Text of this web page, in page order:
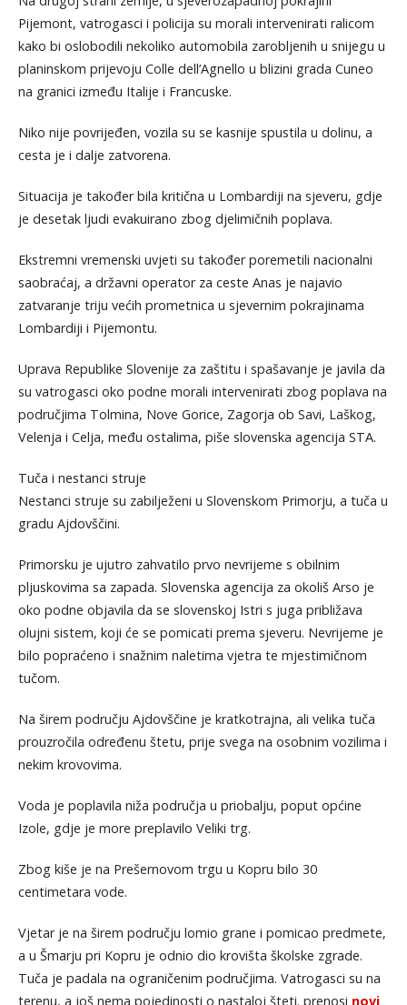
Pijemont, vatrogasci i policija su morali intervenirati ralicom
kako bi oslobodili nekoliko automobila zarobljenih u snijegu u
planinskom prijevoju Colle dell’Agnello u blizini grada Cuneo
na granici između Italije i Francuske.
Niko nije povrijeđen, vozila su se kasnije spustila u dolinu, a
cesta je i dalje zatvorena.
Situacija je također bila kritična u Lombardiji na sjeveru, gdje
je desetak ljudi evakuirano zbog djelimičnih poplava.
Ekstremni vremenski uvjeti su također poremetili nacionalni
saobraćaj, a državni operator za ceste Anas je najavio
zatvaranje triju većih prometnica u sjevernim pokrajinama
Lombardiji i Pijemontu.
Uprava Republike Slovenije za zaštitu i spašavanje je javila da
su vatrogasci oko podne morali intervenirati zbog poplava na
područjima Tolmina, Nove Gorice, Zagorja ob Savi, Laškog,
Velenja i Celja, među ostalima, piše slovenska agencija STA.
Tuča i nestanci struje
Nestanci struje su zabilježeni u Slovenskom Primorju, a tuča u
gradu Ajdovščini.
Primorsku je ujutro zahvatilo prvo nevrijeme s obilnim
pljuskovima sa zapada. Slovenska agencija za okoliš Arso je
oko podne objavila da se slovenskoj Istri s juga približava
olujni sistem, koji će se pomicati prema sjeveru. Nevrijeme je
bilo popraćeno i snažnim naletima vjetra te mjestimičnom
tučom.
Na širem području Ajdovščine je kratkotrajna, ali velika tuča
prouzročila određenu štetu, prije svega na osobnim vozilima i
nekim krovovima.
Voda je poplavila niža područja u priobalju, poput općine
Izole, gdje je more preplavilo Veliki trg.
Zbog kiše je na Prešernovom trgu u Kopru bilo 30
centimetara vode.
Vjetar je na širem području lomio grane i pomicao predmete,
a u Šmarju pri Kopru je odnio dio krovišta školske zgrade.
Tuča je padala na ograničenim područjima. Vatrogasci su na
terenu, a još nema pojedinosti o nastaloj šteti. prenosi novi